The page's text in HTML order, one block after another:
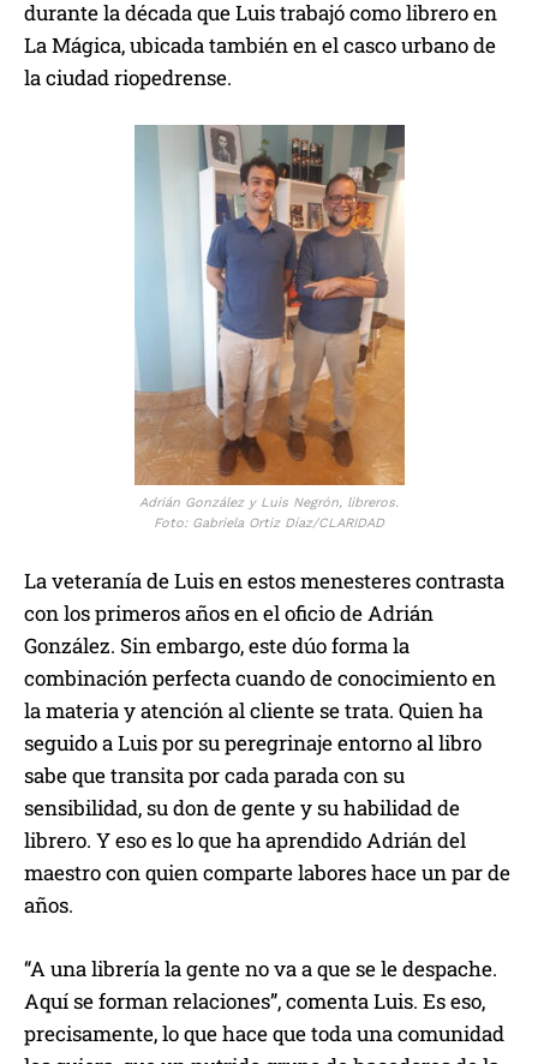
durante la década que Luis trabajó como librero en
La Mágica, ubicada también en el casco urbano de
la ciudad riopedrense.
Adrián González y Luis Negrón, libreros.
Foto: Gabriela Ortiz Díaz/CLARIDAD
La veteranía de Luis en estos menesteres contrasta
con los primeros años en el oficio de Adrián
González. Sin embargo, este dúo forma la
combinación perfecta cuando de conocimiento en
la materia y atención al cliente se trata. Quien ha
seguido a Luis por su peregrinaje entorno al libro
sabe que transita por cada parada con su
sensibilidad, su don de gente y su habilidad de
librero. Y eso es lo que ha aprendido Adrián del
maestro con quien comparte labores hace un par de
años.
“A una librería la gente no va a que se le despache.
Aquí se forman relaciones”, comenta Luis. Es eso,
precisamente, lo que hace que toda una comunidad